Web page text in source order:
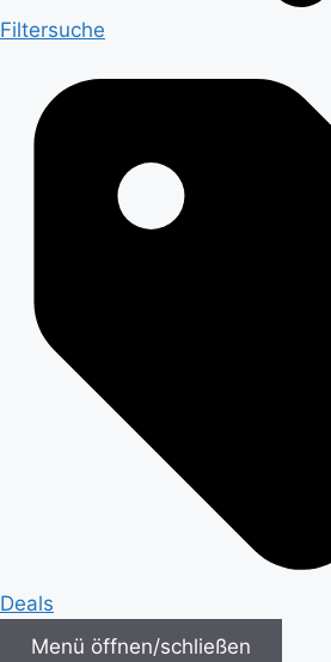
Filtersuche
Deals
Menü öffnen/schließen